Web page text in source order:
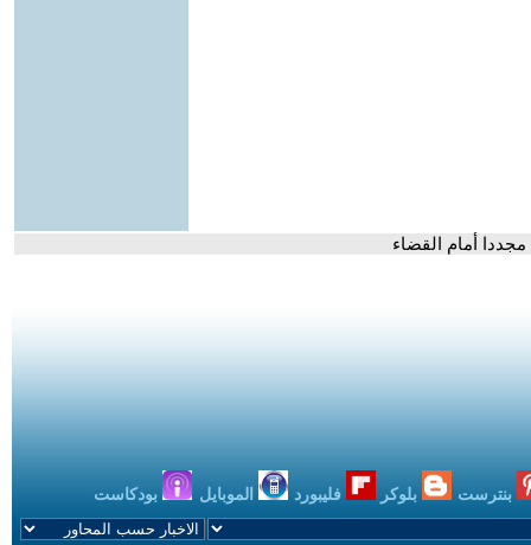
أمام القضاء
بنترست بلوكر فليبورد الموبايل بودكاست